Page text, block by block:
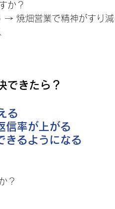
か？
→ 焼畑営業で精神がすり
できたら？
る
信率が上がる
きるようになる
？